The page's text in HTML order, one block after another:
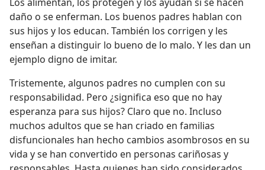
daño o se enferman. Los buenos padres hablan con
sus hijos y los educan. También los corrigen y les
enseñan a distinguir lo bueno de lo malo. Y les dan un
ejemplo digno de imitar.
Tristemente, algunos padres no cumplen con su
responsabilidad. Pero ¿significa eso que no hay
esperanza para sus hijos? Claro que no. Incluso
muchos adultos que se han criado en familias
disfuncionales han hecho cambios asombrosos en su
vida y se han convertido en personas cariñosas y